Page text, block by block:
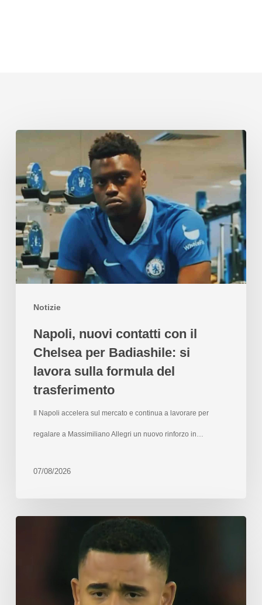
Notizie
Napoli, nuovi contatti con il
Chelsea per Badiashile: si
lavora sulla formula del
trasferimento
Il Napoli accelera sul mercato e continua a lavorare per
regalare a Massimiliano Allegri un nuovo rinforzo in…
07/08/2026